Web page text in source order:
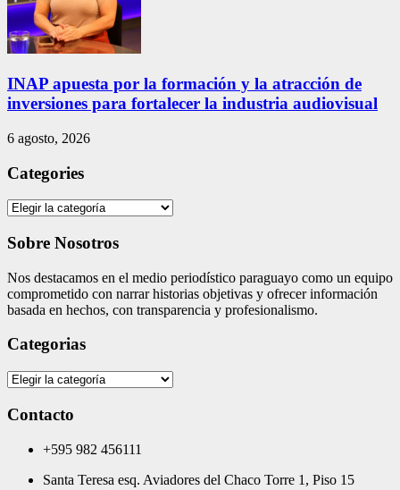
INAP apuesta por la formación y la atracción de
inversiones para fortalecer la industria audiovisual
6 agosto, 2026
Categories
Categories
Sobre Nosotros
Nos destacamos en el medio periodístico paraguayo como un equipo
comprometido con narrar historias objetivas y ofrecer información
basada en hechos, con transparencia y profesionalismo.
Categorias
Categorias
Contacto
+595 982 456111
Santa Teresa esq. Aviadores del Chaco Torre 1, Piso 15